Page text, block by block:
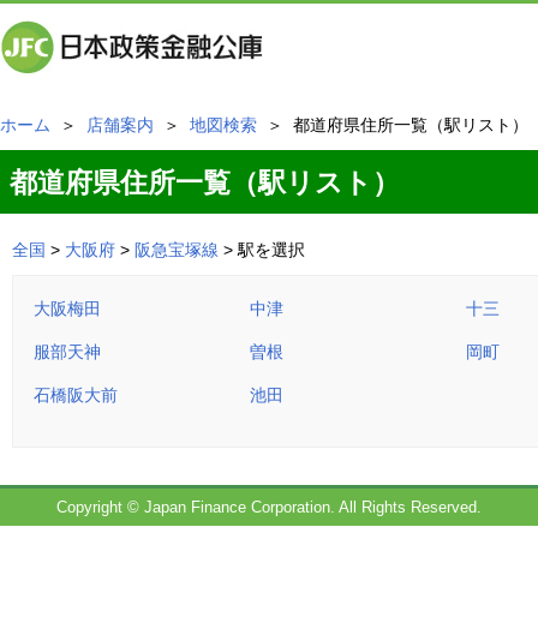
ホーム ＞ 店舗案内 ＞ 地図検索 ＞ 都道府県住所一覧（駅リスト）
都道府県住所一覧（駅リスト）
全国 > 大阪府 > 阪急宝塚線 > 駅を選択
大阪梅田 中津 十三
服部天神 曽根 岡町
石橋阪大前 池田
Copyright © Japan Finance Corporation. All Rights Reserved.